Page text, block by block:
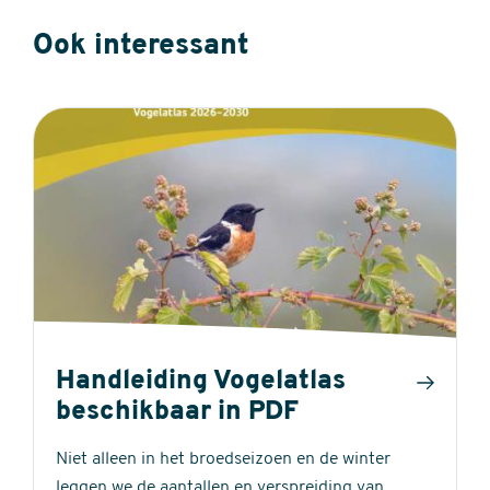
Ook interessant
Handleiding Vogelatlas
beschikbaar in PDF
Niet alleen in het broedseizoen en de winter